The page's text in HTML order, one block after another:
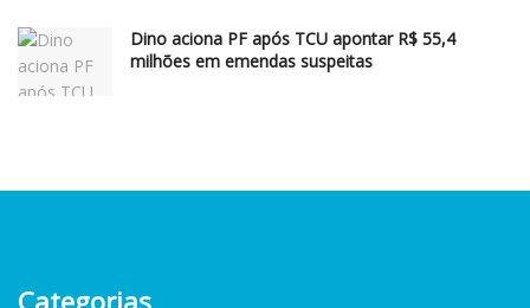
Dino aciona PF após TCU apontar R$ 55,4
milhões em emendas suspeitas
Categorias